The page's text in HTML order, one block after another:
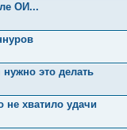
ОИ...
это делать
не хватило удачи